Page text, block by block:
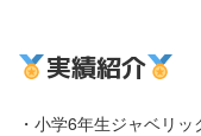
実績紹介
・小学6年生ジャベリ